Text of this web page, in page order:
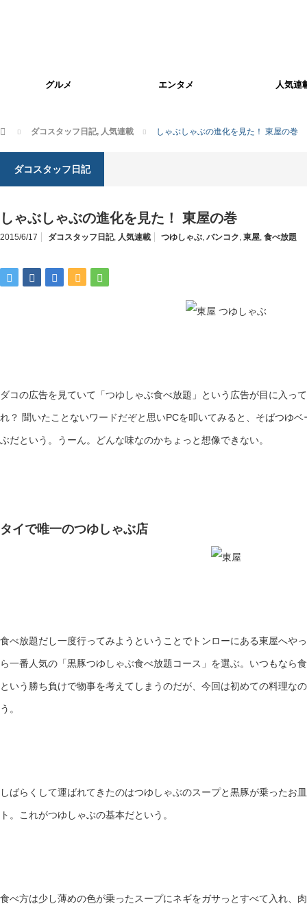
グルメ エンタメ 人気連
ホーム ダコスタッフ日記, 人気連載 しゃぶしゃぶの進化を見た！ 東屋の巻
ダコスタッフ日記
しゃぶしゃぶの進化を見た！ 東屋の巻
2015/6/17 ダコスタッフ日記, 人気連載 つゆしゃぶ, バンコク, 東屋, 食べ放題
ダコの広告を見ていて「つゆしゃぶ食べ放題」という広告が目に入っ
れ？ 聞いたことないワードだぞと思いPCを叩いてみると、そばつゆ
ぶだという。うーん。どんな味なのかちょっと想像できない。
タイで唯一のつゆしゃぶ店
食べ放題だし一度行ってみようということでトンローにある東屋へや
ら一番人気の「黒豚つゆしゃぶ食べ放題コース」を選ぶ。いつもなら
という勝ち負けで物事を考えてしまうのだが、今回は初めての料理な
う。
しばらくして運ばれてきたのはつゆしゃぶのスープと黒豚が乗ったお
ト。これがつゆしゃぶの基本だという。
食べ方は少し薄めの色が乗ったスープにネギをガサっとすべて入れ、